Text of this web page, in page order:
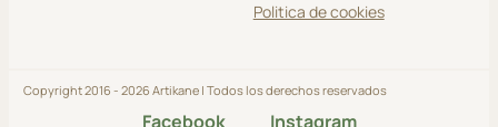
Politica de cookies
Copyright 2016 - 2026 Artikane | Todos los derechos reservados
Facebook Instagram